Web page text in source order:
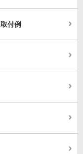
付例